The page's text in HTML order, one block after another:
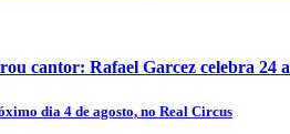
cantor: Rafael Garcez celebra 24
dia 4 de agosto, no Real Circus